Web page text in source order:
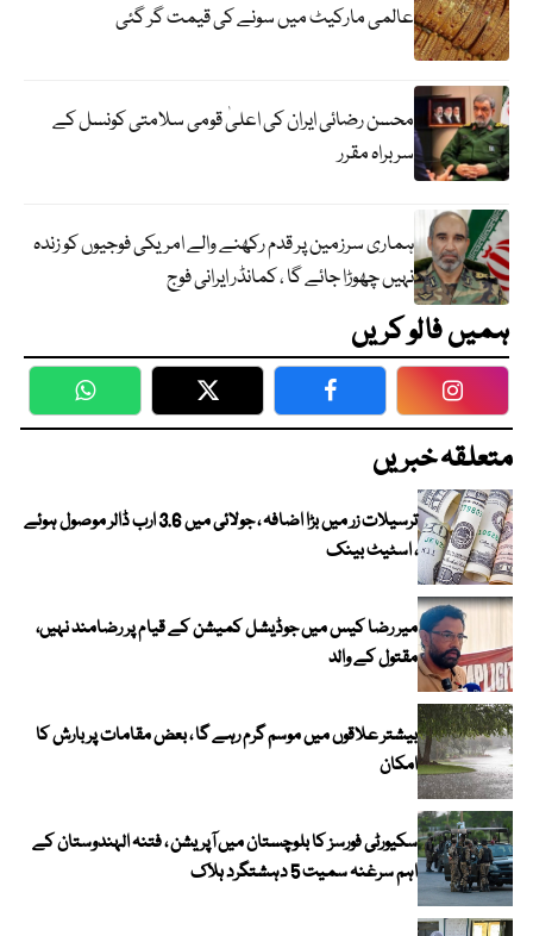
عالمی مارکیٹ میں سونے کی قیمت گر گئی
محسن رضائی ایران کی اعلیٰ قومی سلامتی کونسل کے
سربراہ مقرر
ہماری سرزمین پر قدم رکھنے والے امریکی فوجیوں کو زندہ
نہیں چھوڑا جائے گا ، کمانڈر ایرانی فوج
ہمیں فالو کریں
WhatsApp Twitter Facebook
متعلقہ خبریں
ترسیلات زر میں بڑا اضافہ ، جولائی میں 3.6 ارب ڈالر موصول ہوئے
، اسٹیٹ بینک
میر رضا کیس میں جوڈیشل کمیشن کے قیام پر رضامند نہیں،
مقتول کے والد
بیشتر علاقوں میں موسم گرم رہے گا ، بعض مقامات پر بارش کا
امکان
سکیورٹی فورسز کا بلوچستان میں آپریشن ، فتنہ الہندوستان کے
اہم سرغنہ سمیت 5 دہشتگرد ہلاک